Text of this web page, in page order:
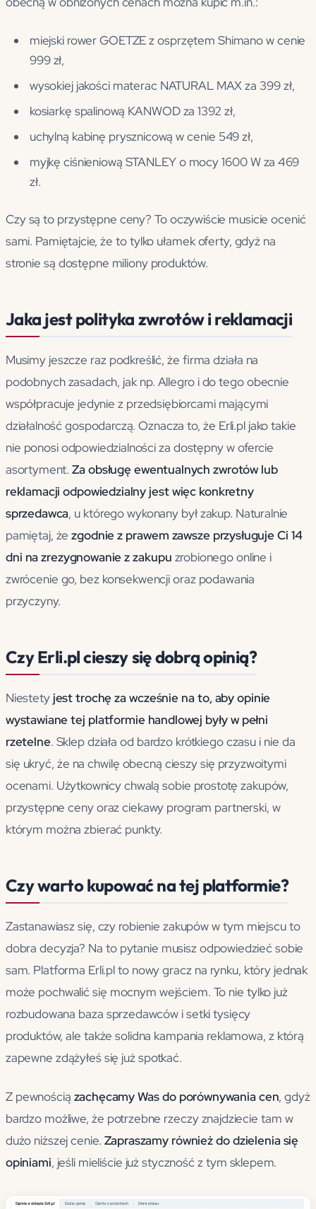
miejski rower GOETZE z osprzętem Shimano w cenie
999 zł,
wysokiej jakości materac NATURAL MAX za 399 zł,
kosiarkę spalinową KANWOD za 1392 zł,
uchylną kabinę prysznicową w cenie 549 zł,
myjkę ciśnieniową STANLEY o mocy 1600 W za 469
zł.
Czy są to przystępne ceny? To oczywiście musicie ocenić
sami. Pamiętajcie, że to tylko ułamek oferty, gdyż na
stronie są dostępne miliony produktów.
Jaka jest polityka zwrotów i reklamacji
Musimy jeszcze raz podkreślić, że firma działa na
podobnych zasadach, jak np. Allegro i do tego obecnie
współpracuje jedynie z przedsiębiorcami mającymi
działalność gospodarczą. Oznacza to, że Erli.pl jako takie
nie ponosi odpowiedzialności za dostępny w ofercie
asortyment.Za obsługę ewentualnych zwrotów lub
reklamacji odpowiedzialny jest więc konkretny
sprzedawca, u którego wykonany był zakup. Naturalnie
pamiętaj, żezgodnie z prawem zawsze przysługuje Ci 14
dni na zrezygnowanie z zakupu zrobionego online i
zwrócenie go, bez konsekwencji oraz podawania
przyczyny.
Czy Erli.pl cieszy się dobrą opinią?
Niestety jest trochę za wcześnie na to, aby opinie
wystawiane tej platformie handlowej były w pełni
rzetelne. Sklep działa od bardzo krótkiego czasu i nie da
się ukryć, że na chwilę obecną cieszy się przyzwoitymi
ocenami. Użytkownicy chwalą sobie prostotę zakupów,
przystępne ceny oraz ciekawy program partnerski, w
którym można zbierać punkty.
Czy warto kupować na tej platformie?
Zastanawiasz się, czy robienie zakupów w tym miejscu to
dobra decyzja? Na to pytanie musisz odpowiedzieć sobie
sam. Platforma Erli.pl to nowy gracz na rynku, który jednak
może pochwalić się mocnym wejściem. To nie tylko już
rozbudowana baza sprzedawców i setki tysięcy
produktów, ale także solidna kampania reklamowa, z którą
zapewne zdążyłeś się już spotkać.
Z pewnością zachęcamy Was do porównywania cen, gdyż
bardzo możliwe, że potrzebne rzeczy znajdziecie tam w
dużo niższej cenie. Zapraszamy również do dzielenia się
opiniami, jeśli mieliście już styczność z tym sklepem.